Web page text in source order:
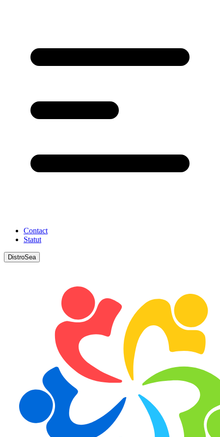
Contact
Statut
DistroSea